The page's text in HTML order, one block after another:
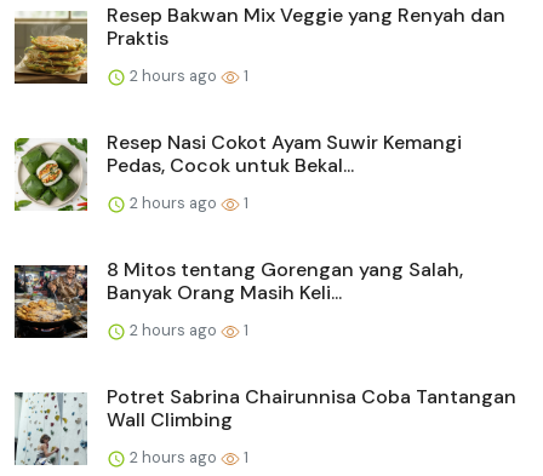
Resep Bakwan Mix Veggie yang Renyah dan
Praktis
2 hours ago 1
Resep Nasi Cokot Ayam Suwir Kemangi
Pedas, Cocok untuk Bekal...
2 hours ago 1
8 Mitos tentang Gorengan yang Salah,
Banyak Orang Masih Keli...
2 hours ago 1
Potret Sabrina Chairunnisa Coba Tantangan
Wall Climbing
2 hours ago 1